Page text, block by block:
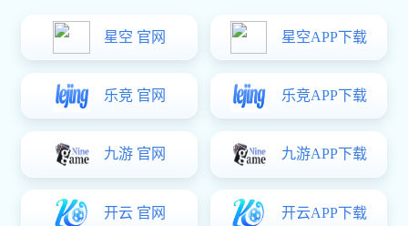
一、安装前的准备工作
先要把工具和材料备齐，比如螺丝刀、扳手、防火胶
否和窗户的类型、防火等级对得上，别装错了。最后记得把
窗框、窗扇要装五金的地方清理干净，不能有灰尘或油污，
否则会影响安装的牢固度。
二、核心配件安装步骤
1. 防火合页